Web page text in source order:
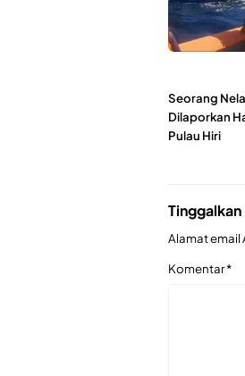
Seorang
Dilaporkan
Pulau Hiri
Tinggalkan
Alamat email
Komentar*